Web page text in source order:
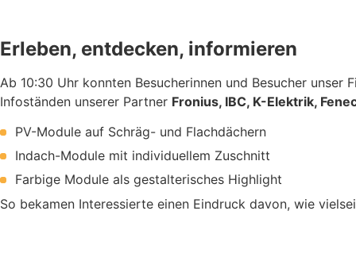
Erleben, entdecken, informieren
Ab 10:30 Uhr konnten Besucherinnen und Besucher
Infoständen unserer Partner Fronius, IBC, K-Elektrik,
PV-Module auf Schräg- und Flachdächern
Indach-Module mit individuellem Zuschnitt
Farbige Module als gestalterisches Highlight
So bekamen Interessierte einen Eindruck davon, wie